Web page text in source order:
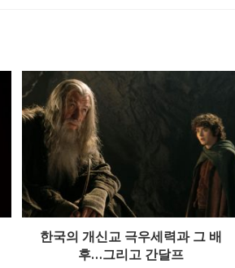
한국의 개신교 극우세력과 그 배
후…그리고 간달프
APPLE PODCASTS
GOOGLE
SPOTIFY